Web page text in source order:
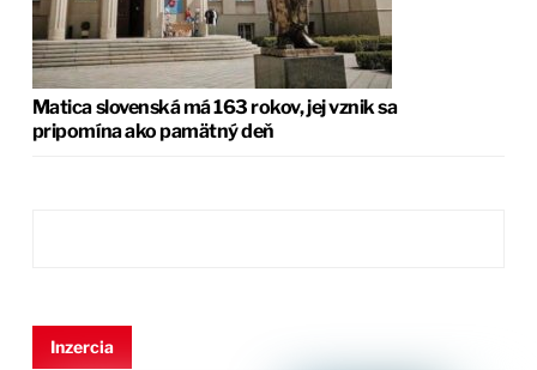
Matica slovenská má 163 rokov, jej vznik sa
pripomína ako pamätný deň
Inzercia